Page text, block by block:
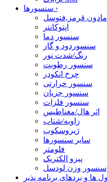
›
مادون قرمز,فتوسل
اپتوکانتر
سنسور دما
سنسوردود و گاز
رنگ/شدت نور
سنسور رطوبت
چرخ انکودر
سنسور حرارتی
سنسور جریان
سنسور فلزات
اثر هال/مغناطیس
زاویه/شتاب
ژیروسکوپ
سایر سنسورها
فلومتر
پیزو الکتریک
سنسور وزن لودسل